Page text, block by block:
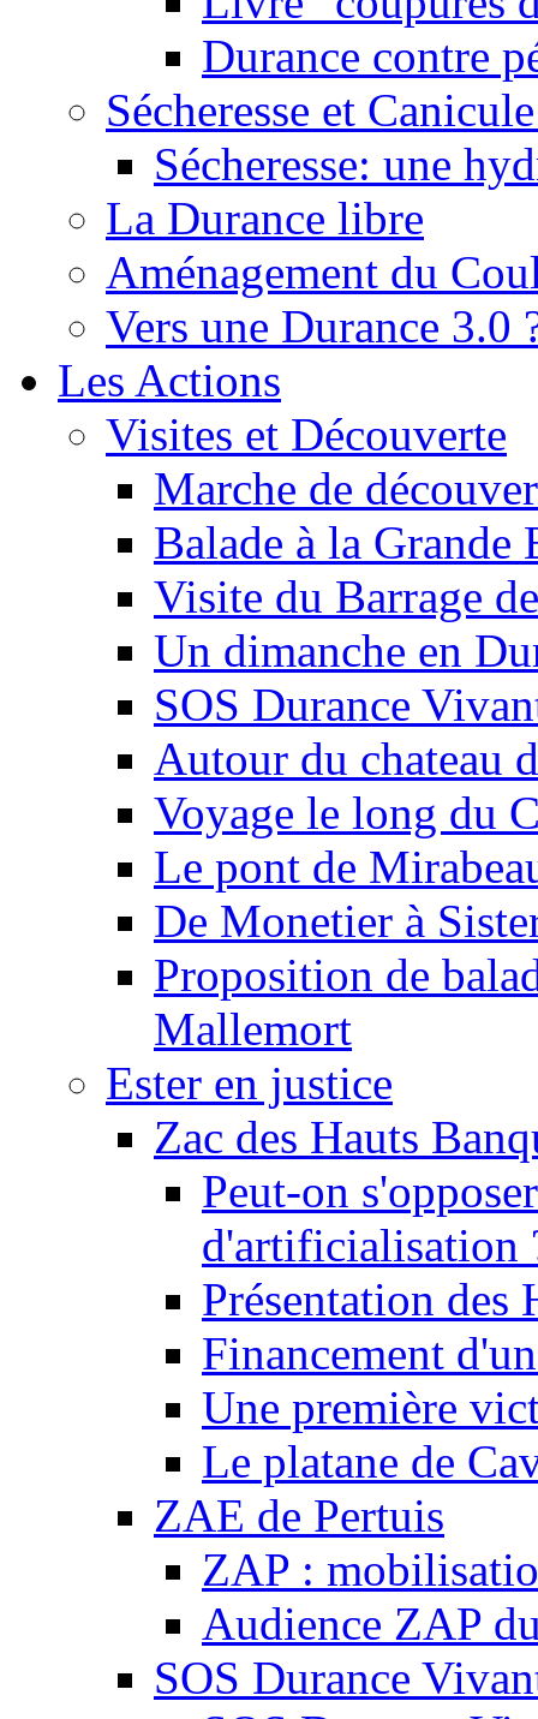
Durance contre
Sécheresse et
Sécheresse: une
La Durance libre
Aménagement du
Vers une Durance 3.0
Les Actions
Visites et Découverte
Marche de
Balade à la Grande
Visite du Barrage
Un dimanche en
SOS Durance
Autour du chateau
Voyage le long du
Le pont de
De Monetier à
Proposition de
Mallemort
Ester en justice
Zac des Hauts
Peut-on
d'artificialisation
Présentation des
Financement
Une première
Le platane de
ZAE de Pertuis
ZAP :
Audience ZAP
SOS Durance